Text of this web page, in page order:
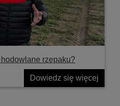
rzepaku?
Dowiedz się więcej